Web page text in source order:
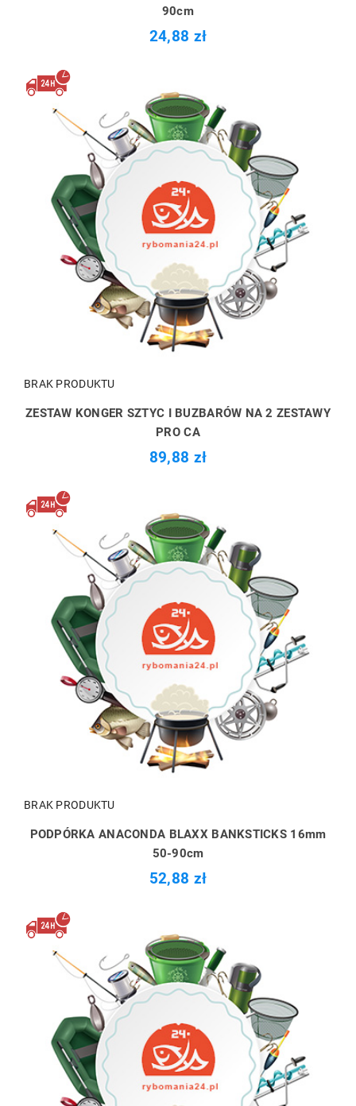
90cm
24,88 zł
BRAK PRODUKTU
ZESTAW KONGER SZTYC I BUZBARÓW NA 2 ZESTAWY
PRO CA
89,88 zł
BRAK PRODUKTU
PODPÓRKA ANACONDA BLAXX BANKSTICKS 16mm
50-90cm
52,88 zł